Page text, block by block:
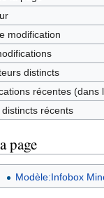
modification
distincts
récentes (dans
récents
page
Modèle:Infobox